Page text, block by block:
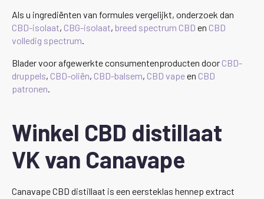
Als u ingrediënten van formules vergelijkt, onderzoek dan
CBD-isolaat, CBG-isolaat, breed spectrum CBD en CBD
volledig spectrum
Blader voor afgewerkte consumentenproducten door CBD-
druppels, CBD-oliën, CBD-balsem, CBD vapeen CBD
patronen
Winkel CBD distillaat
VK van Canavape
Canavape CBD distillaat is een eersteklas hennep extract